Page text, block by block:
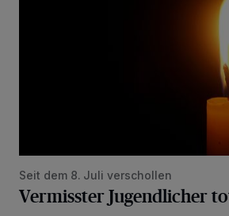
Seit dem 8. Juli verschollen
Vermisster Jugendlicher